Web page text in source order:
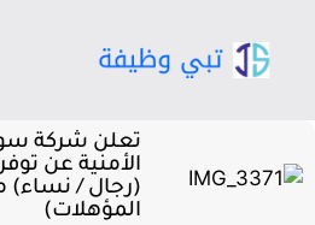
تعلن شركة
الأمنية عن
(رجال /
المؤهلات)